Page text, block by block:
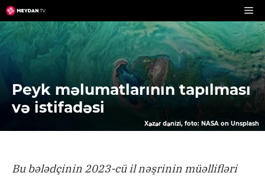
Skip
to
content
Peyk məlumatlarının tapılması
və istifadəsi
Xəzər dənizi, foto: NASA on Unsplash
Bu bələdçinin 2023-cü il nəşrinin müəllifləri